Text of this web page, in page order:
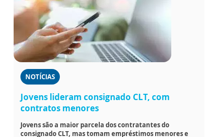
NOTÍCIAS
Jovens lideram consignado CLT, com
contratos menores
Jovens são a maior parcela dos contratantes do
consignado CLT, mas tomam empréstimos menores e